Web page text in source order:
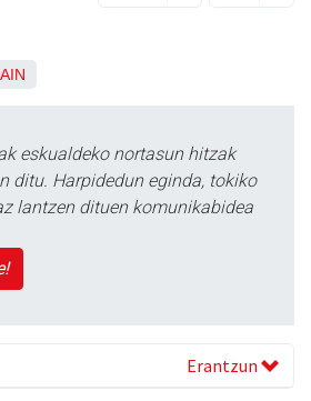
eskualdeko nortasun hitzak
ditu. Harpidedun eginda, tokiko
lantzen dituen komunikabidea
Erantzun